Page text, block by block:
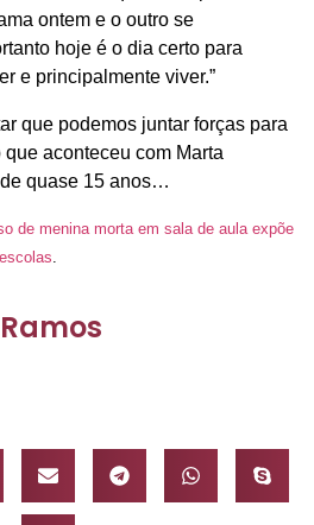
ontem e o outro se
hoje é o dia certo para
e principalmente viver.”
que podemos juntar forças para
aconteceu com Marta
quase 15 anos…
de menina morta em sala de aula expõe